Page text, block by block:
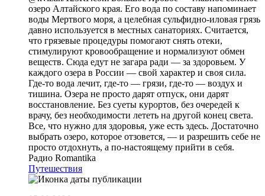
озеро Алтайского края. Его вода по составу напоминает
воды Мертвого моря, а целебная сульфидно-иловая грязь
давно используется в местных санаториях. Считается,
что грязевые процедуры помогают снять отеки,
стимулируют кровообращение и нормализуют обмен
веществ. Сюда едут не загара ради — за здоровьем. У
каждого озера в России — свой характер и своя сила.
Где-то вода лечит, где-то — грязи, где-то — воздух и
тишина. Озера не просто дарят отпуск, они дарят
восстановление. Без суеты курортов, без очередей к
врачу, без необходимости лететь на другой конец света.
Все, что нужно для здоровья, уже есть здесь. Достаточно
выбрать озеро, которое отзовется, — и разрешить себе не
просто отдохнуть, а по-настоящему прийти в себя.
Радио Romantika
Путешествия